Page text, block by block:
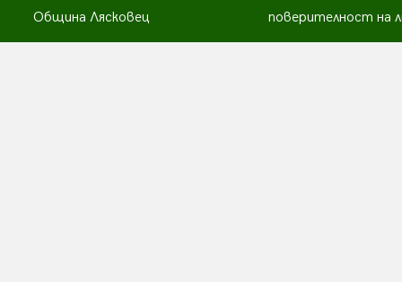
Община Лясковец
поверителност на